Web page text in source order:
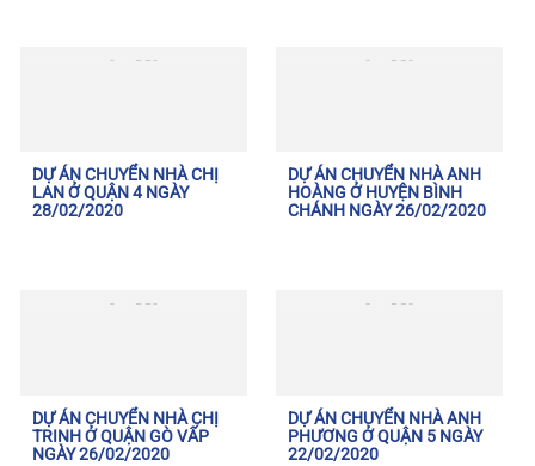
DỰ ÁN CHUYỂN NHÀ CHỊ
LAN Ở QUẬN 4 NGÀY
28/02/2020
DỰ ÁN CHUYỂN NHÀ ANH
HOÀNG Ở HUYỆN BÌNH
CHÁNH NGÀY 26/02/2020
DỰ ÁN CHUYỂN NHÀ CHỊ
TRINH Ở QUẬN GÒ VẤP
NGÀY 26/02/2020
DỰ ÁN CHUYỂN NHÀ ANH
PHƯƠNG Ở QUẬN 5 NGÀY
22/02/2020